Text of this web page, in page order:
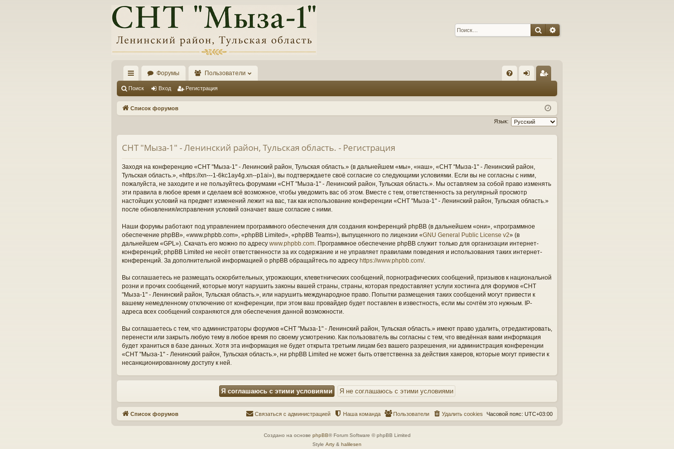
ПоискРасширенный поиск
с
ы
и
Форумы Пользователи
Q д ис
тр
ац
Поиск Вход Регистрация
Список форумов
Язык:
СНТ "Мыза-1" - Ленинский район, Тульская область. - Регистрация
Заходя на конференцию «СНТ "Мыза-1" - Ленинский район, Тульская область.» (в дальнейшем «мы», «наш», «СНТ "Мыза-1" - Ленинский район,
Тульская область.», «https://xn---1-6kc1ay4g.xn--p1ai»), вы подтверждаете своё согласие со следующими условиями. Если вы не согласны с ними,
пожалуйста, не заходите и не пользуйтесь форумами «СНТ "Мыза-1" - Ленинский район, Тульская область.». Мы оставляем за собой право изменять
эти правила в любое время и сделаем всё возможное, чтобы уведомить вас об этом. Вместе с тем, ответственность за регулярный просмотр
настойщих условий на предмет изменений лежит на вас, так как использование конференции «СНТ "Мыза-1" - Ленинский район, Тульская область.»
после обновления/исправления условий означает ваше согласие с ними.
Наши форумы работают под управлением программного обеспечения для создания конференций phpBB (в дальнейшем «они», «программное
обеспечение phpBB», «www.phpbb.com», «phpBB Limited», «phpBB Teams»), выпущенного по лицензии «GNU General Public License v2» (в
дальнейшем «GPL»). Скачать его можно по адресу www.phpbb.com. Программное обеспечение phpBB служит только для организации интернет-
конференций; phpBB Limited не несёт ответственности за их содержание и не управляет правилами поведения и использования таких интернет-
конференций. За дополнительной информацией о phpBB обращайтесь по адресу https://www.phpbb.com/.
Вы соглашаетесь не размещать оскорбительных, угрожающих, клеветнических сообщений, порнографических сообщений, призывов к национальной
розни и прочих сообщений, которые могут нарушить законы вашей страны, страны, которая предоставляет услуги хостинга для форумов «СНТ
"Мыза-1" - Ленинский район, Тульская область.», или нарушить международное право. Попытки размещения таких сообщений могут привести к
вашему немедленному отключению от конференции, при этом ваш провайдер будет поставлен в известность, если мы сочтём это нужным. IP-
адреса всех сообщений сохраняются для обеспечения данной возможности.
Вы соглашаетесь с тем, что администраторы форумов «СНТ "Мыза-1" - Ленинский район, Тульская область.» имеют право удалить, отредактировать,
перенести или закрыть любую тему в любое время по своему усмотрению. Как пользователь вы согласны с тем, что введённая вами информация
будет храниться в базе данных. Хотя эта информация не будет открыта третьим лицам без вашего разрешения, ни администрация конференции
«СНТ "Мыза-1" - Ленинский район, Тульская область.», ни phpBB Limited не может быть ответственна за действия хакеров, которые могут привести к
несанкционированному доступу к ней.
Список форумов Часовой пояс: UTC+03:00
Удалить cookies
Пользователи
Наша команда
Связаться с администрацией
Создано на основе phpBB® Forum Software © phpBB Limited
Style Arty & halilesen